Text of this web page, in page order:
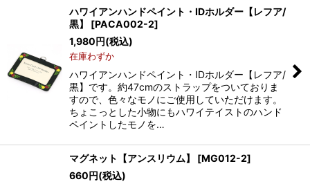
ハワイアンハンドペイント・IDホルダー【レフア/
黒】
[PACA002-2]
1,980円(税込)
在庫わずか
ハワイアンハンドペイント・IDホルダー【レフア/
黒】です。約47cmのストラップをついておりま
すので、色々なモノにご使用していただけます。
ちょこっとした小物にもハワイテイストのハンド
ペイントしたモノを…
マグネット【アンスリウム】 [MG012-2]
660円(税込)